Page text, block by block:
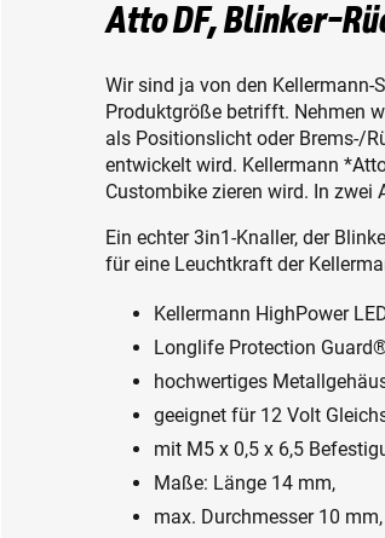
Atto DF, Blinker-
Wir sind ja von den
Produktgröße betrifft. Nehmen
als Positionslicht oder Brems-/
entwickelt wird. Kellermann
Custombike zieren wird. In zwei
Ein echter 3in1-Knaller, der
für eine Leuchtkraft der
Kellermann HighPower
Longlife Protection
hochwertiges
geeignet für 12 Volt
mit M5 x 0,5 x 6,5
Maße: Länge 14 mm,
max. Durchmesser 10 mm,